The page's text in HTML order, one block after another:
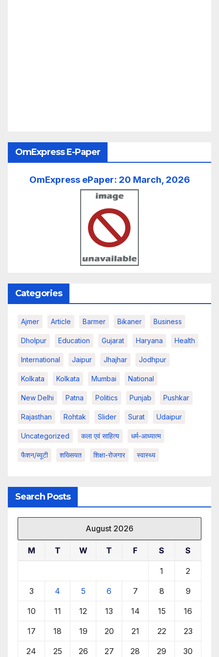
OmExpress E-Paper
OmExpress ePaper: 20 March, 2026
Categories
Ajmer Article Barmer Bikaner Business
Dholpur Education Gujarat Haryana Health
International Jaipur Jhajhar Jodhpur
Kolkata Kolkata Mumbai National
New Delhi Patna Politics Punjab Pushkar
Rajasthan Rohtak Slider Surat Udaipur
Uncategorized कला एवं साहित्य धर्म-आध्यात्म
फैशन/ब्यूटी शख्सियत शिक्षा-रोजगार स्वास्थ्य
Search Posts
August 2026
M T W T F S S
1 2
3 4 5 6 7 8 9
10 11 12 13 14 15 16
17 18 19 20 21 22 23
24 25 26 27 28 29 30